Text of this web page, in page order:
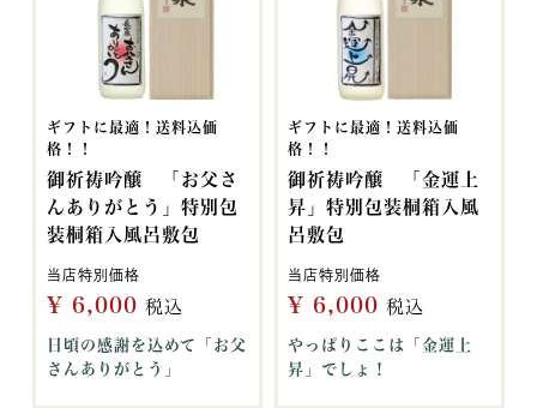
ギフトに最適！送料込価
格！！
御祈祷吟醸 「お父さ
んありがとう」特別包
装桐箱入風呂敷包
当店特別価格
¥ 6,000 税込
日頃の感謝を込めて「お父
さんありがとう」
ギフトに最適！送料込価
格！！
御祈祷吟醸 「金運上
昇」特別包装桐箱入風
呂敷包
当店特別価格
¥ 6,000 税込
やっぱりここは「金運上
昇」でしょ！